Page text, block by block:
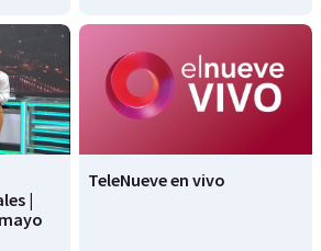
|
TeleNueve en vivo